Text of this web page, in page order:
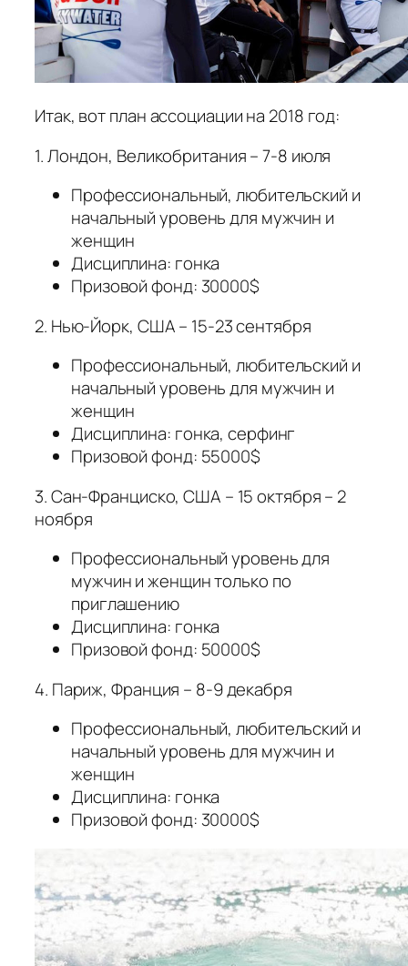
Итак, вот план ассоциации на 2018 год:
1. Лондон, Великобритания – 7-8 июля
Профессиональный, любительский и
начальный уровень для мужчин и
женщин
Дисциплина: гонка
Призовой фонд: 30000$
2. Нью-Йорк, США – 15-23 сентября
Профессиональный, любительский и
начальный уровень для мужчин и
женщин
Дисциплина: гонка, серфинг
Призовой фонд: 55000$
3. Сан-Франциско, США – 15 октября – 2
ноября
Профессиональный уровень для
мужчин и женщин только по
приглашению
Дисциплина: гонка
Призовой фонд: 50000$
4. Париж, Франция – 8-9 декабря
Профессиональный, любительский и
начальный уровень для мужчин и
женщин
Дисциплина: гонка
Призовой фонд: 30000$